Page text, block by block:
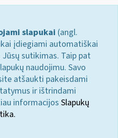
slapukai (angl.
įdiegiami automatiškai
sutikimas. Taip pat
naudojimu. Savo
atšaukti pakeisdami
ir ištrindami
informacijos Slapukų